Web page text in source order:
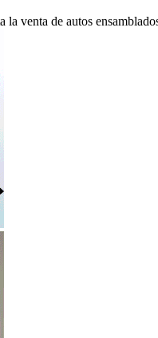
venta de autos